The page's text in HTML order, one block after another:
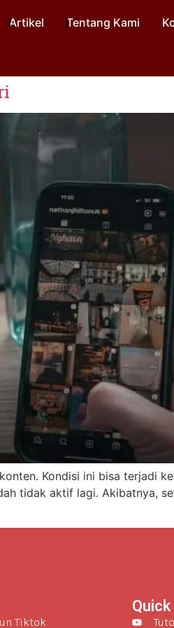
Artikel Tentang Kami
Kondisi ini bisa terjadi
tidak aktif lagi. Akibatnya,
Tiktok